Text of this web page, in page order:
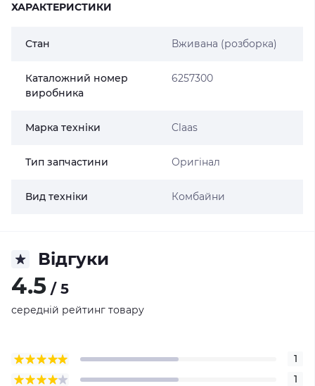
ХАРАКТЕРИСТИКИ
Стан Вживана (розборка)
Каталожний номер
виробника
6257300
Марка техніки Claas
Тип запчастини Оригінал
Вид техніки Комбайни
Відгуки
4.5 / 5
середній рейтинг товару
1
1